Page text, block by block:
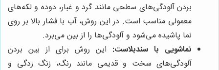
بردن آلودگی‌های سطحی مانند گرد و غبار، دوده و لکه‌های
معمولی مناسب است. در این روش، آب با فشار بالا بر روی
نما پاشیده می‌شود و آلودگی‌ها را از بین می‌برد.
نماشویی با سندبلاست: این روش برای از بین بردن
آلودگی‌های سخت و قدیمی مانند رنگ، زنگ زدگی و